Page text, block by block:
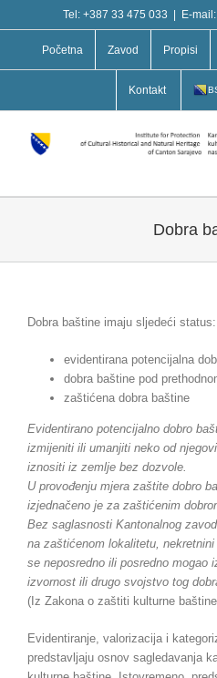
to
Tel: +387 33 475 033 E-
Početna Zavod Propisi
Kontakt
Dobra
Dobra baštine imaju sljedeći status:
evidentirana potencijalna
dobra baštine pod
zaštićena dobra baštine
Evidentirano potencijalno dobro
izmijeniti ili umanjiti neko od
iznositi iz zemlje bez dozvole.
U provođenju mjera zaštite dobro
izjednačeno je za zaštićenim
Bez saglasnosti Kantonalnog
na zaštićenom lokalitetu,
se neposredno ili posredno mogao
izvornost ili drugo svojstvo tog
(Iz Zakona o zaštiti kulturne
Evidentiranje, valorizacija i
predstavljaju osnov sagledavanja